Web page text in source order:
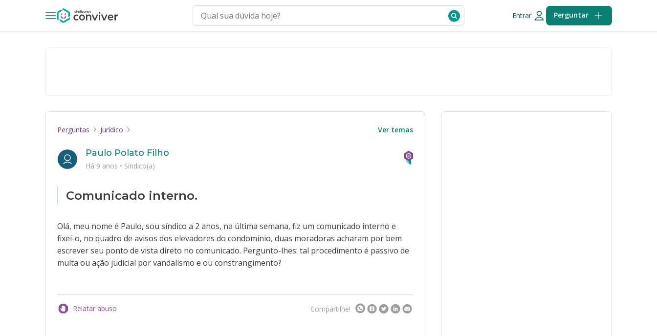
Entrar Perguntar
Perguntas Jurídico Ver temas
Comunicado interno.
Olá, meu nome é Paulo, sou síndico a 2 anos, na última semana, fiz um comunicado interno e
fixei-o, no quadro de avisos dos elevadores do condomínio, duas moradoras acharam por bem
escrever seu ponto de vista direto no comunicado. Pergunto-lhes: tal procedimento é passivo de
multa ou ação judicial por vandalismo e ou constrangimento?
Paulo Polato Filho
Há 9 anos • Síndico(a)
Relatar abuso Compartilhe!